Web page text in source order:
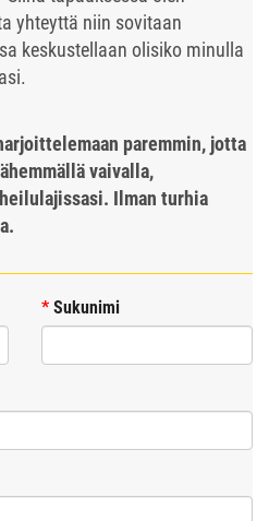
yhteyttä niin sovitaan
keskustellaan olisiko minulla
paremmin, jotta
vaivalla,
Ilman turhia
* Sukunimi